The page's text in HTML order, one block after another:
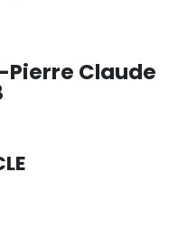
Pierre Claude